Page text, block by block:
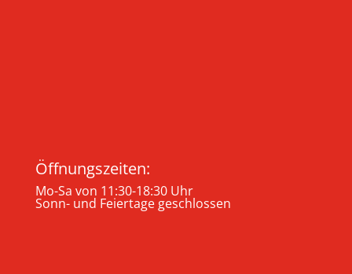
Öffnungszeiten:
Mo-Sa von 11:30-18:30 Uhr
Sonn- und Feiertage geschlossen